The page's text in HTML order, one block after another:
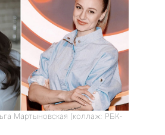
Мартыновская (коллаж: РБК-